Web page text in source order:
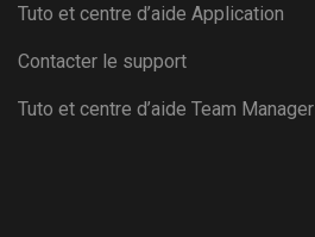
Tuto et centre d’aide Application
Contacter le support
Tuto et centre d’aide Team Manager